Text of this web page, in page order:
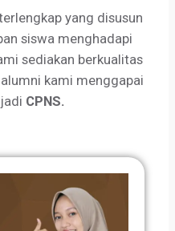
yang disusun
siswa menghadapi
sediakan berkualitas
kami menggapai
CPNS.